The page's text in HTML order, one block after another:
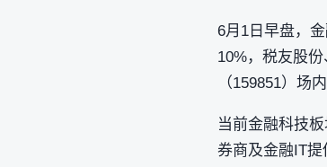
6月1日早盘，
10%，税友股
（159851）场
当前金融科技
券商及金融IT